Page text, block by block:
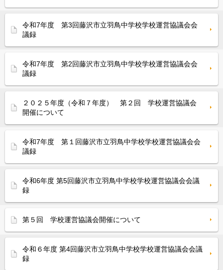
令和7年度 第3回藤沢市立羽鳥中学校学校運営協議会会
議録
令和7年度 第2回藤沢市立羽鳥中学校学校運営協議会会
議録
２０２５年度（令和７年度） 第２回 学校運営協議会
開催について
令和7年度 第１回藤沢市立羽鳥中学校学校運営協議会会
議録
令和6年度 第5回藤沢市立羽鳥中学校学校運営協議会会議
録
第５回 学校運営協議会開催について
令和６年度 第4回藤沢市立羽鳥中学校学校運営協議会会議
録